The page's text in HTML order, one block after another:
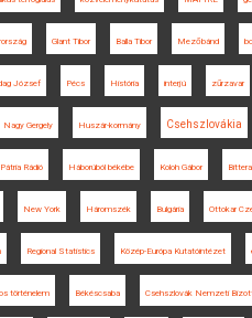
Glant Tibor Balla Tibor Mezőbánd
József Pécs História interjú zűrzavar
Nagy Gergely Huszár-kormány Csehszlovákia
Pátria Rádió Háborúból békébe Koloh Gábor
New York Háromszék Bulgária Ottokar
Regional Statistics Közép-Európa Kutatóintézet
történelem Békéscsaba Csehszlovák Nemzeti